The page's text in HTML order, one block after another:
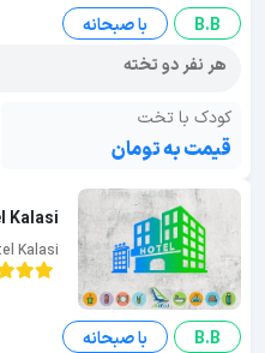
B.B
با صبحانه
هر نفر دو تخته
کودک با تخت
قیمت به تومان
Kalasi
Kalasi
B.B
با صبحانه